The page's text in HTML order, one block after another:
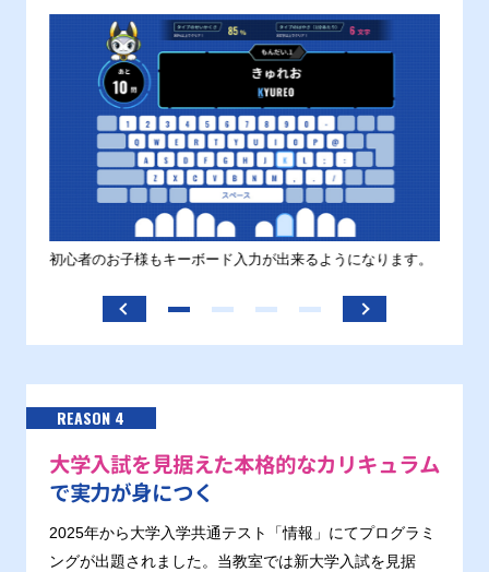
初心者のお子様もキーボード入力が出来るようになります。
REASON 4
大学入試を見据えた本格的なカリキュラム
で実力が身につく
2025年から大学入学共通テスト「情報」にてプログラミ
ングが出題されました。当教室では新大学入試を見据